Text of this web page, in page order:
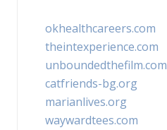
okhealthcareers.com
theintexperience.com
unboundedthefilm.com
catfriends-bg.org
marianlives.org
waywardtees.com